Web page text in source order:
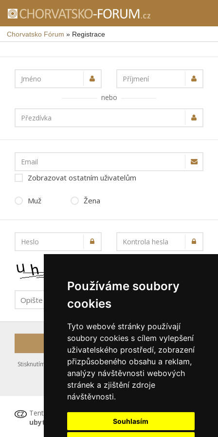
Používáme soubory
cookies
Tyto webové stránky používají
soubory cookies s cílem vylepšení
uživatelského prostředí, zobrazení
přizpůsobeného obsahu a reklam,
analýzy návštěvnosti webových
stránek a zjištění zdroje
návštěvnosti.
Souhlasím
Chorvatsko Fórum » Registrace
Jméno
Příjmení
nebo
Přezdívka
Email
Zobrazovat ostatním uživatelům
Muž Žena
Heslo Kontrola hesla
Registrovat
Stisknutím tlačítka Registrovat souhlasíte s uložením výše zadaných
údajů do databáze serveru, viz podmínky
nakládání s osobními údaji.
Tento formulářnení určen pro registraci
ubytovacího zařízení
, tu proveďte prosím